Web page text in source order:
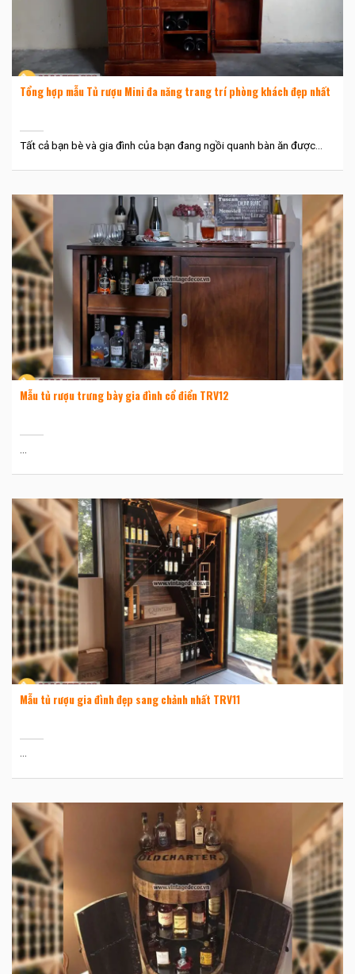
Tổng hợp mẫu Tủ rượu Mini đa năng trang trí phòng khách đẹp nhất
Tất cả bạn bè và gia đình của bạn đang ngồi quanh bàn ăn được...
Mẫu tủ rượu trưng bày gia đình cổ điển TRV12
Mẫu tủ rượu gia đình đẹp sang chảnh nhất TRV11
...